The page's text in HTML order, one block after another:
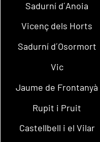
Sadurní d´Anoia
Vicenç dels Horts
Sadurní d´Osormort
Vic
Jaume de Frontanyà
Rupit i Pruit
Castellbell i el Vilar